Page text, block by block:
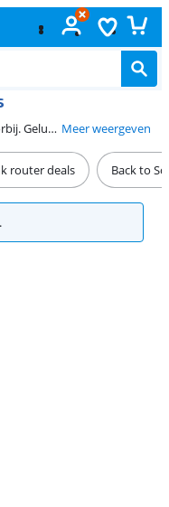
Helaas, de Back to School weken zijn voorbij. Gelukkig vind je bij Coolblue het hele jaar goede deals op routers. Meer weergeven
router deals Back to